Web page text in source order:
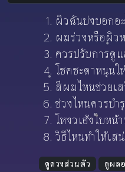
ผิวฉันบ่งบอกอ
ผมร่วงหรือผิว
ควรปรับการดู
โชคชะตาหนุน
สีผมไหนช่วยเ
ช่วงไหนควรบ
โหงวเฮ้งใบห
วิธีไหนทำให้เ
ดูดวงส่วนตัว ดูผล